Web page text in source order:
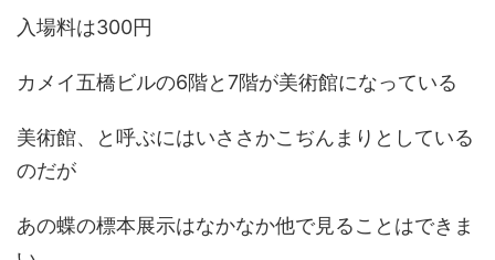
入場料は300円
カメイ五橋ビルの6階と7階が美術館になっている
美術館、と呼ぶにはいささかこぢんまりとしている
のだが
あの蝶の標本展示はなかなか他で見ることはできま